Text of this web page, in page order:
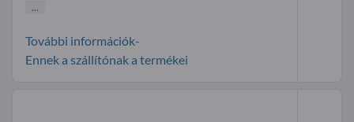
...
További információk-
Ennek a szállítónak a termékei